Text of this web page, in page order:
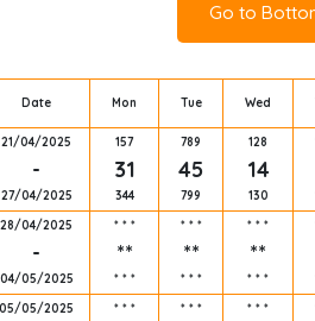
Go to
Date Mon Tue Wed
21/04/2025
-
27/04/2025
157
31
344
789
45
799
128
14
130
28/04/2025
-
04/05/2025
* * *
**
* * *
* * *
**
* * *
* * *
**
* * *
05/05/2025
* * * * * * * * *